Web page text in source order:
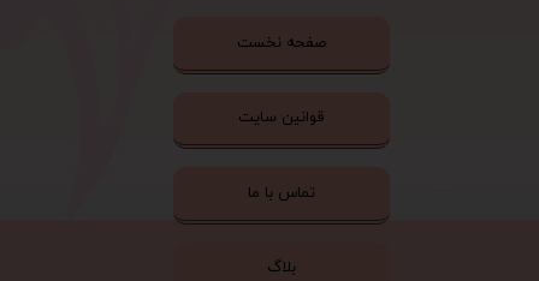
صفحه نخست
قوانین سایت
تماس با ما
بلاگ